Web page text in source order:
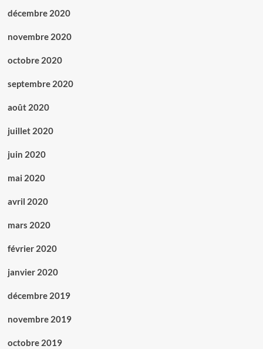
décembre 2020
novembre 2020
octobre 2020
septembre 2020
août 2020
juillet 2020
juin 2020
mai 2020
avril 2020
mars 2020
février 2020
janvier 2020
décembre 2019
novembre 2019
octobre 2019